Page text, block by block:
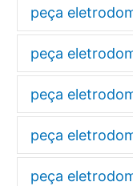
peça
peça
peça
peça
peça